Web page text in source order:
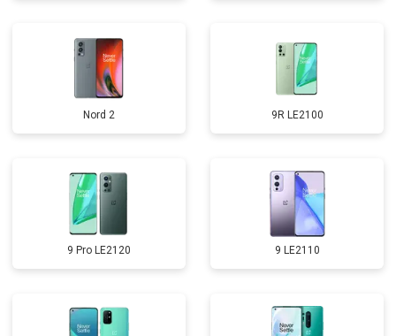
Nord 2 9R LE2100
9 Pro LE2120 9 LE2110